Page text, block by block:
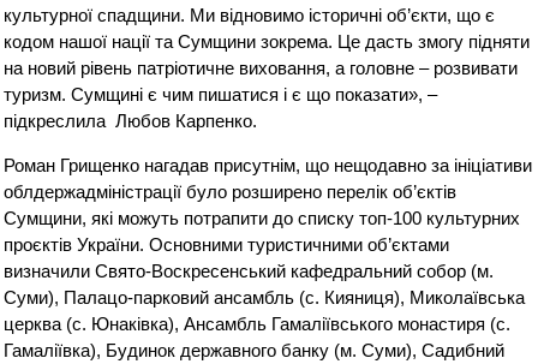
культурної спадщини. Ми відновимо історичні об’єкти, що є
кодом нашої нації та Сумщини зокрема. Це дасть змогу підняти
на новий рівень патріотичне виховання, а головне – розвивати
туризм. Сумщині є чим пишатися і є що показати», –
підкреслила Любов Карпенко.
Роман Грищенко нагадав присутнім, що нещодавно за ініціативи
облдержадміністрації було розширено перелік об’єктів
Сумщини, які можуть потрапити до списку топ-100 культурних
проєктів України. Основними туристичними об’єктами
визначили Свято-Воскресенський кафедральний собор (м.
Суми), Палацо-парковий ансамбль (с. Кияниця), Миколаївська
церква (с. Юнаківка), Ансамбль Гамаліївського монастиря (с.
Гамаліївка), Будинок державного банку (м. Суми), Садибний